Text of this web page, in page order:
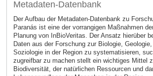
Metadaten-Datenbank
Der Aufbau der Metadaten-Datenbank zu
Paranás ist eine der vorrangigen Maßnahmen
Planung von InBioVeritas. Der Ansatz hierüber
Daten aus der Forschung zur Biologie,
Soziologie in der Region zu systematisieren,
zugreifbar zu machen stellt ein wichtiges Mittel
Biodiversität, der natürlichen Ressourcen und